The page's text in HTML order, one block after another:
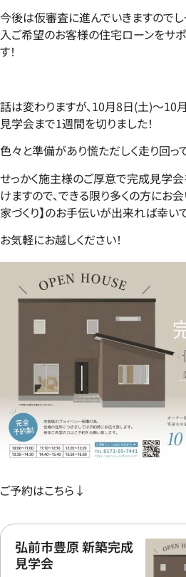
今後は仮審査に進んでいきますので
入ご希望のお客様の住宅ローンをサ
す！
話は変わりますが、10月8日(土)～10
見学会まで1週間を切りました！
色々と準備があり慌ただしく走り回っ
せっかく施主様のご厚意で完成見学
けますので、できる限り多くの方にお
家づくり】のお手伝いが出来れば幸い
お気軽にお越しください！
ご予約はこちら↓
弘前市豊原 新築完成
見学会